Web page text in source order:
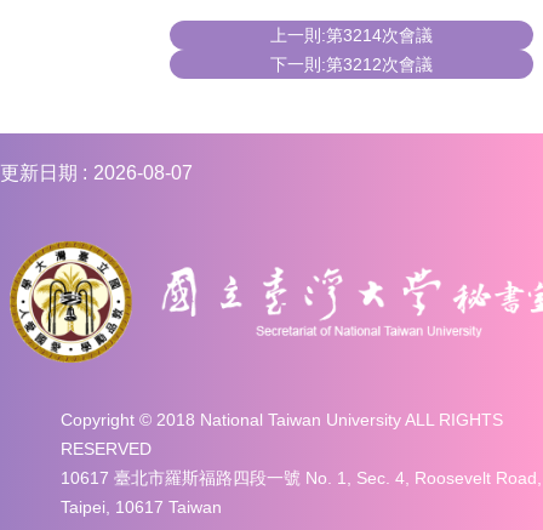
上一則:第3214次會議
下一則:第3212次會議
更新日期 2026-08-07
Copyright © 2018 National Taiwan University ALL RIGHTS
RESERVED
10617 臺北市羅斯福路四段一號 No. 1, Sec. 4, Roosevelt Road,
Taipei, 10617 Taiwan